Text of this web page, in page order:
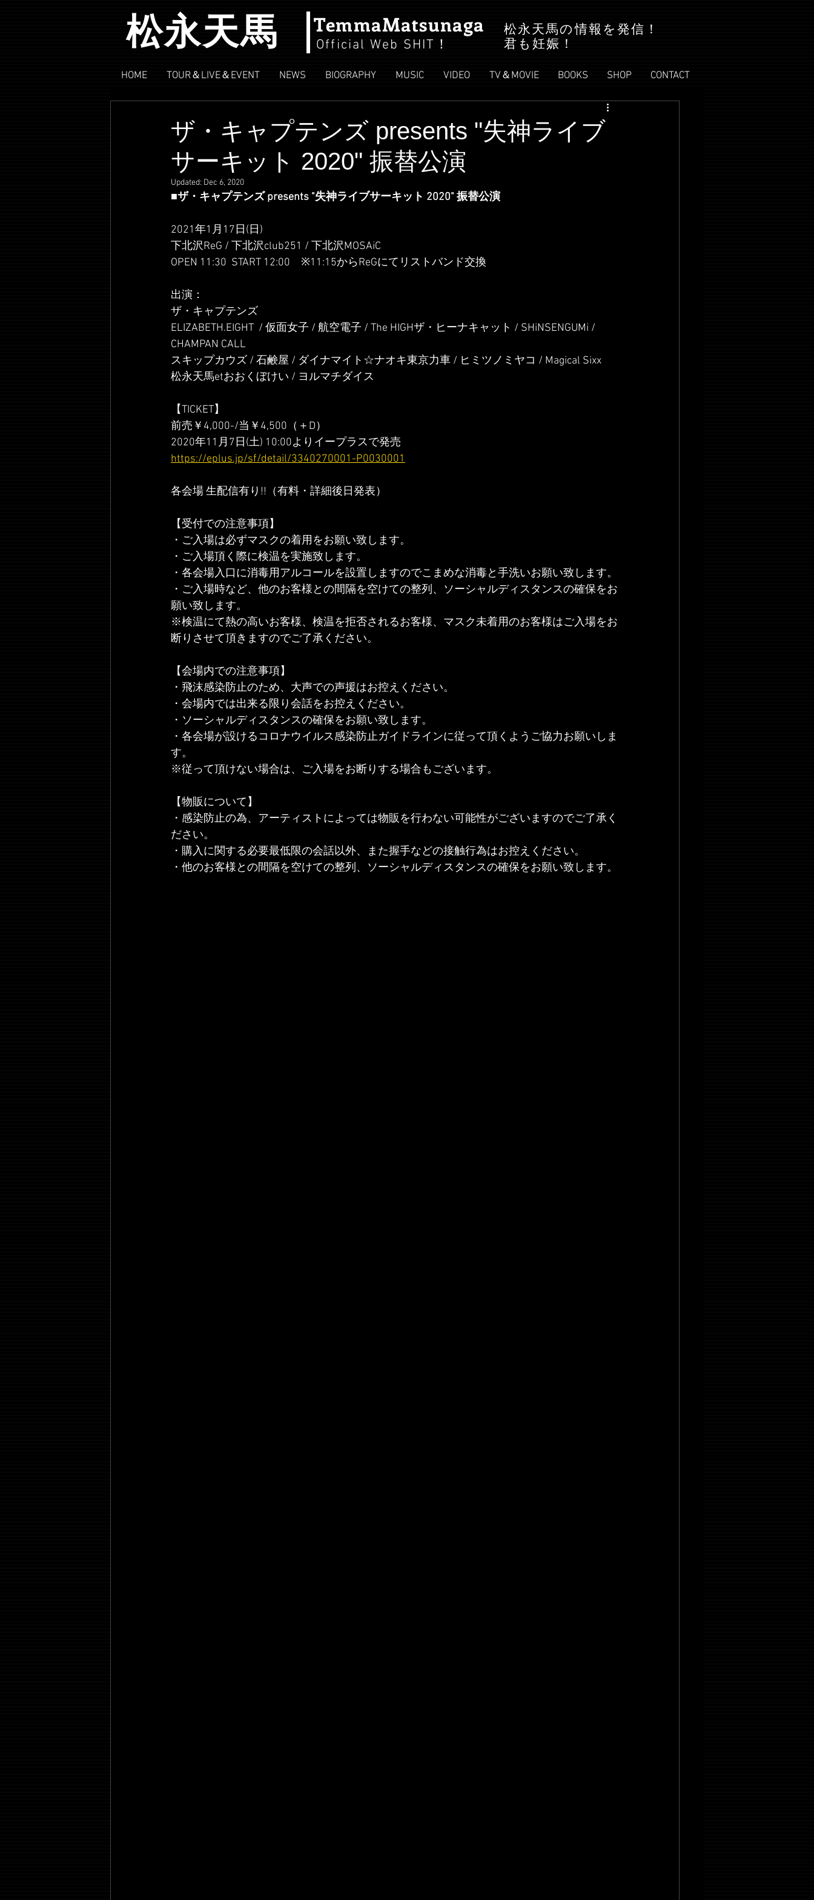
松永天馬 TemmaMatsunaga
Official Web SHIT ！
松永天馬の情報を発信！
君も妊娠！
HOME TOUR＆LIVE＆EVENT NEWS BIOGRAPHY MUSIC VIDEO TV＆MOVIE BOOKS SHOP CONTACT
ザ・キャプテンズ presents "失神ライブ
サーキット 2020" 振替公演
Updated: Dec 6, 2020
■ザ・キャプテンズ presents "失神ライブサーキット 2020" 振替公演
2021年1月17日(日)
下北沢ReG / 下北沢club251 / 下北沢MOSAiC
OPEN 11:30  START 12:00　※11:15からReGにてリストバンド交換
出演：
ザ・キャプテンズ
ELIZABETH.EIGHT  / 仮面女子 / 航空電子 / The HIGHザ・ヒーナキャット / SHiNSENGUMi /
CHAMPAN CALL
スキップカウズ / 石鹸屋 / ダイナマイト☆ナオキ東京力車 / ヒミツノミヤコ / Magical Sixx
松永天馬etおおくぼけい / ヨルマチダイス
【TICKET】
前売￥4,000-/当￥4,500（＋D）
2020年11月7日(土) 10:00よりイープラスで発売
https://eplus.jp/sf/detail/3340270001-P0030001
各会場 生配信有り!!（有料・詳細後日発表）
【受付での注意事項】
・ご入場は必ずマスクの着用をお願い致します。
・ご入場頂く際に検温を実施致します。
・各会場入口に消毒用アルコールを設置しますのでこまめな消毒と手洗いお願い致します。
・ご入場時など、他のお客様との間隔を空けての整列、ソーシャルディスタンスの確保をお
願い致します。
※検温にて熱の高いお客様、検温を拒否されるお客様、マスク未着用のお客様はご入場をお
断りさせて頂きますのでご了承ください。
【会場内での注意事項】
・飛沫感染防止のため、大声での声援はお控えください。
・会場内では出来る限り会話をお控えください。
・ソーシャルディスタンスの確保をお願い致します。
・各会場が設けるコロナウイルス感染防止ガイドラインに従って頂くようご協力お願いしま
す。
※従って頂けない場合は、ご入場をお断りする場合もございます。
【物販について】
・感染防止の為、アーティストによっては物販を行わない可能性がございますのでご了承く
ださい。
・購入に関する必要最低限の会話以外、また握手などの接触行為はお控えください。
・他のお客様との間隔を空けての整列、ソーシャルディスタンスの確保をお願い致します。